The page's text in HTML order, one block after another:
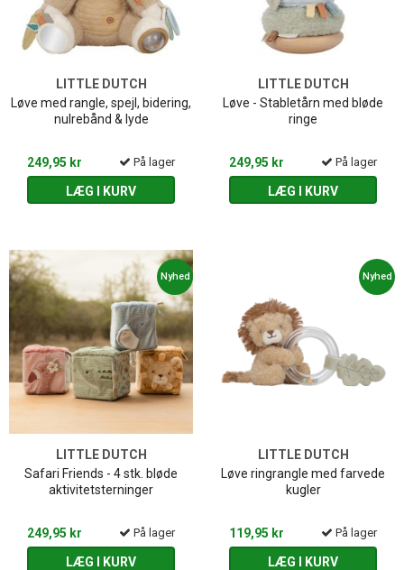
LITTLE DUTCH
Løve med rangle, spejl, bidering,
nulrebånd & lyde
249,95 kr På lager
LÆG I KURV
LITTLE DUTCH
Løve - Stabletårn med bløde
ringe
249,95 kr På lager
LÆG I KURV
Nyhed
LITTLE DUTCH
Safari Friends - 4 stk. bløde
aktivitetsterninger
249,95 kr På lager
LÆG I KURV
Nyhed
LITTLE DUTCH
Løve ringrangle med farvede
kugler
119,95 kr På lager
LÆG I KURV